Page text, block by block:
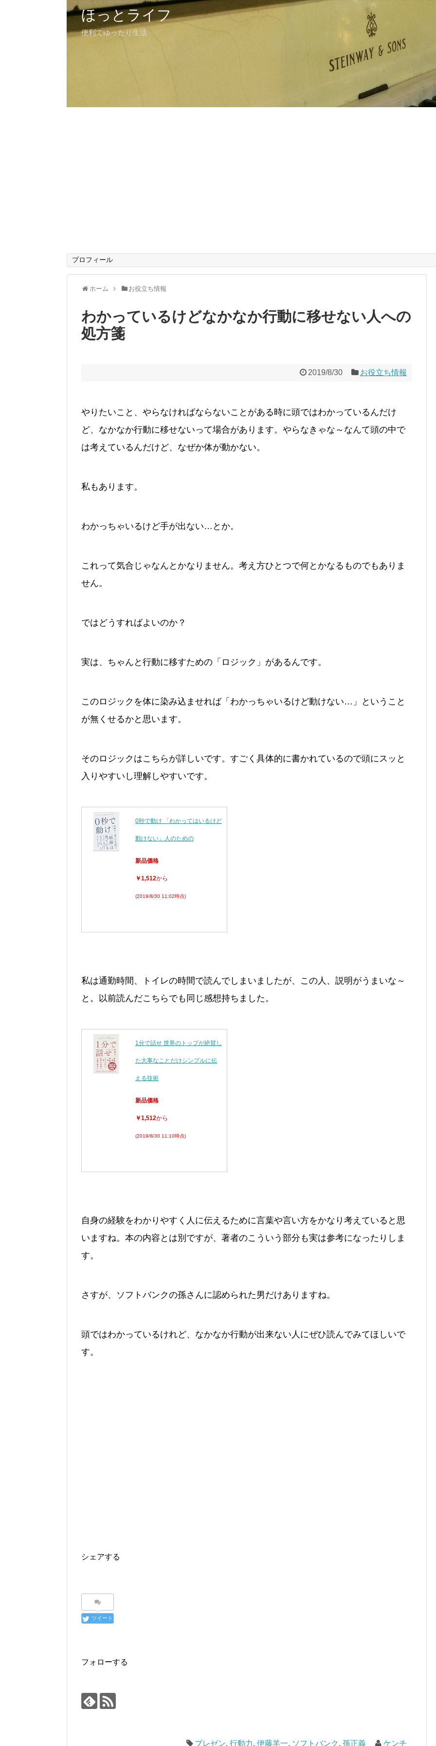
ほっとライフ
便利でゆったり生活
プロフィール
ホーム お役立ち情報
わかっているけどなかなか行動に移せない人への
処方箋
2019/8/30 お役立ち情報
やりたいこと、やらなければならないことがある時に頭ではわかっているんだけ
ど、なかなか行動に移せないって場合があります。やらなきゃな～なんて頭の中で
は考えているんだけど、なぜか体が動かない。
私もあります。
わかっちゃいるけど手が出ない…とか。
これって気合じゃなんとかなりません。考え方ひとつで何とかなるものでもありま
せん。
ではどうすればよいのか？
実は、ちゃんと行動に移すための「ロジック」があるんです。
このロジックを体に染み込ませれば「わかっちゃいるけど動けない…」ということ
が無くせるかと思います。
そのロジックはこちらが詳しいです。すごく具体的に書かれているので頭にスッと
入りやすいし理解しやすいです。
0秒で動け 「わかってはいるけど
動けない」人のための
新品価格
￥1,512から
(2019/8/30 11:02時点)
私は通勤時間、トイレの時間で読んでしまいましたが、この人、説明がうまいな～
と。以前読んだこちらでも同じ感想持ちました。
1分で話せ 世界のトップが絶賛し
た大事なことだけシンプルに伝
える技術
新品価格
￥1,512から
(2019/8/30 11:10時点)
自身の経験をわかりやすく人に伝えるために言葉や言い方をかなり考えていると思
いますね。本の内容とは別ですが、著者のこういう部分も実は参考になったりしま
す。
さすが、ソフトバンクの孫さんに認められた男だけありますね。
頭ではわかっているけれど、なかなか行動が出来ない人にぜひ読んでみてほしいで
す。
シェアする
ツイート
フォローする
プレゼン,行動力,伊藤羊一, ソフトバンク ,孫正義 ケンチ